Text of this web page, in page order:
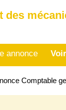
des
annonce
Comptable